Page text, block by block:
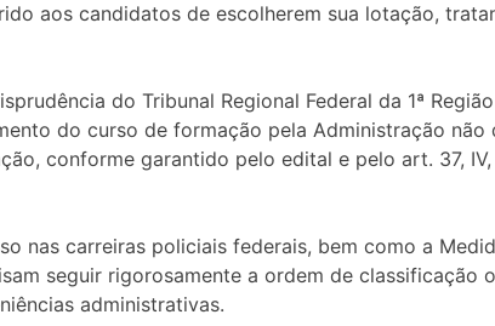
aos candidatos de escolherem sua lotação,
do Tribunal Regional Federal da 1ª Região
do curso de formação pela Administração não
conforme garantido pelo edital e pelo art. 37, IV,
nas carreiras policiais federais, bem como a
seguir rigorosamente a ordem de classificação
administrativas.